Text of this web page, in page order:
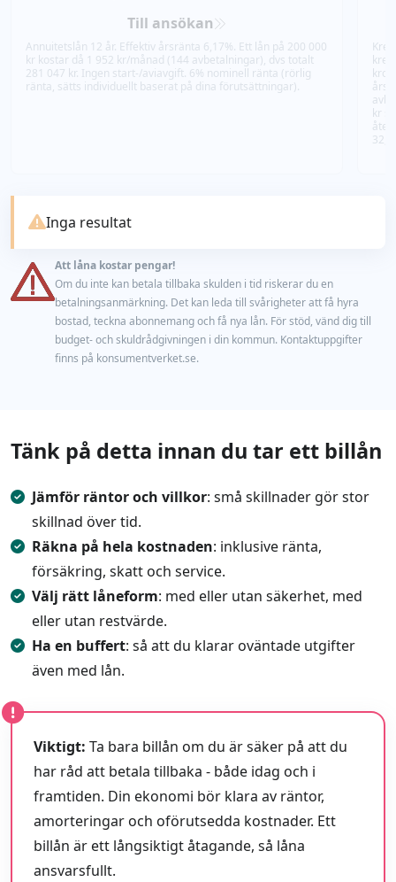
Till ansökan
Annuitetslån 12 år. Effektiv årsränta 6,17%. Ett lån på 200 000
kr kostar då 1 952 kr/månad (144 avbetalningar), dvs totalt
281 047 kr. Ingen start-/aviavgift. 6% nominell ränta (rörlig
ränta, sätts individuellt baserat på dina förutsättningar).
kr
Inga resultat
Att låna kostar pengar!
Om du inte kan betala tillbaka skulden i tid riskerar du en
betalningsanmärkning. Det kan leda till svårigheter att få hyra
bostad, teckna abonnemang och få nya lån. För stöd, vänd dig till
budget- och skuldrådgivningen i din kommun. Kontaktuppgifter
finns på konsumentverket.se.
Tänk på detta innan du tar ett billån
Jämför räntor och villkor: små skillnader gör stor
skillnad över tid.
Räkna på hela kostnaden: inklusive ränta,
försäkring, skatt och service.
Välj rätt låneform: med eller utan säkerhet, med
eller utan restvärde.
Ha en buffert: så att du klarar oväntade utgifter
även med lån.
Viktigt: Ta bara billån om du är säker på att du
har råd att betala tillbaka - både idag och i
framtiden. Din ekonomi bör klara av räntor,
amorteringar och oförutsedda kostnader. Ett
billån är ett långsiktigt åtagande, så låna
ansvarsfullt.